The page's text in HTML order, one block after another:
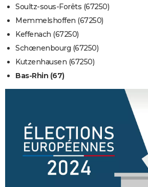
Soultz-sous-Forêts (67250)
Memmelshoffen (67250)
Keffenach (67250)
Schœnenbourg (67250)
Kutzenhausen (67250)
Bas-Rhin (67)